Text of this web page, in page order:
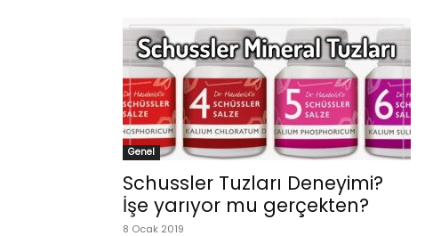
Genel
Schussler Tuzları Deneyimi?
İşe yarıyor mu gerçekten?
8 Ocak 2019